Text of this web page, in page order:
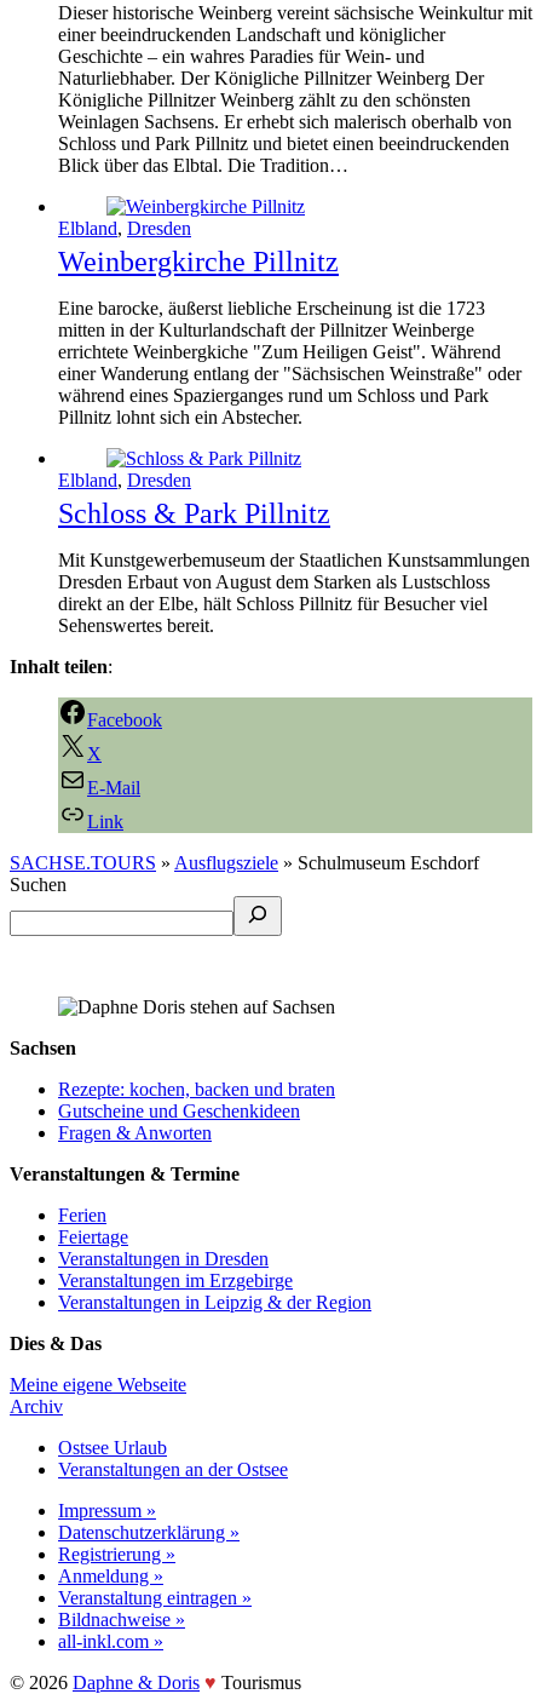
Dieser historische Weinberg vereint sächsische Weinkultur mit
einer beeindruckenden Landschaft und königlicher
Geschichte – ein wahres Paradies für Wein- und
Naturliebhaber. Der Königliche Pillnitzer Weinberg Der
Königliche Pillnitzer Weinberg zählt zu den schönsten
Weinlagen Sachsens. Er erhebt sich malerisch oberhalb von
Schloss und Park Pillnitz und bietet einen beeindruckenden
Blick über das Elbtal. Die Tradition…
Elbland, Dresden
Weinbergkirche Pillnitz
Eine barocke, äußerst liebliche Erscheinung ist die 1723
mitten in der Kulturlandschaft der Pillnitzer Weinberge
errichtete Weinbergkiche "Zum Heiligen Geist". Während
einer Wanderung entlang der "Sächsischen Weinstraße" oder
während eines Spazierganges rund um Schloss und Park
Pillnitz lohnt sich ein Abstecher.
Elbland, Dresden
Schloss & Park Pillnitz
Mit Kunstgewerbemuseum der Staatlichen Kunstsammlungen
Dresden Erbaut von August dem Starken als Lustschloss
direkt an der Elbe, hält Schloss Pillnitz für Besucher viel
Sehenswertes bereit.
Inhalt teilen:
Facebook
X
E-Mail
Link
SACHSE.TOURS » Ausflugsziele » Schulmuseum Eschdorf
Suchen
Sachsen
Rezepte: kochen, backen und braten
Gutscheine und Geschenkideen
Fragen & Anworten
Veranstaltungen & Termine
Ferien
Feiertage
Veranstaltungen in Dresden
Veranstaltungen im Erzgebirge
Veranstaltungen in Leipzig & der Region
Dies & Das
Meine eigene Webseite
Archiv
Ostsee Urlaub
Veranstaltungen an der Ostsee
Impressum »
Datenschutzerklärung »
Registrierung »
Anmeldung »
Veranstaltung eintragen »
Bildnachweise »
all-inkl.com »
©️ 2026 Daphne & Doris ♥️ Tourismus